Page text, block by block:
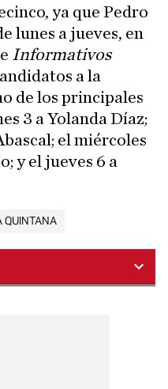
ya que Pedro
lunes a jueves, en
Informativos
a la
de los principales
3 a Yolanda Díaz;
el miércoles
y el jueves 6 a
QUINTANA